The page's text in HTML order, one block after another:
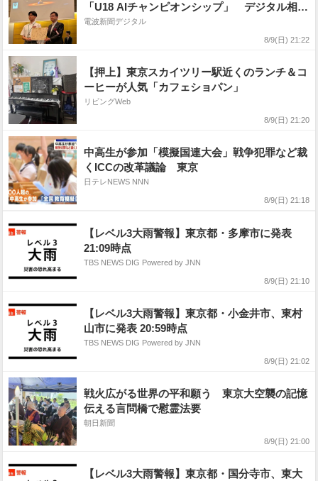
「U18 AIチャンピオンシップ」 デジタル相が
奨励賞授与
電波新聞デジタル
8/9(日) 21:22
【押上】東京スカイツリー駅近くのランチ＆コ
ーヒーが人気「カフェショパン」
リビングWeb
8/9(日) 21:20
中高生が参加「模擬国連大会」戦争犯罪など裁
くICCの改革議論 東京
日テレNEWS NNN
8/9(日) 21:18
【レベル3大雨警報】東京都・多摩市に発表
21:09時点
TBS NEWS DIG Powered by JNN
8/9(日) 21:10
【レベル3大雨警報】東京都・小金井市、東村
山市に発表 20:59時点
TBS NEWS DIG Powered by JNN
8/9(日) 21:02
戦火広がる世界の平和願う 東京大空襲の記憶
伝える言問橋で慰霊法要
朝日新聞
8/9(日) 21:00
【レベル3大雨警報】東京都・国分寺市、東大